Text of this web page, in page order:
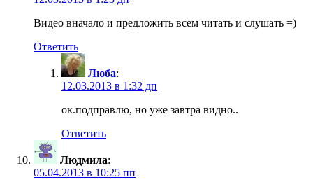
Видео вначало и предложить всем читать и слушать =)
Ответить
Люба:
12.03.2013 в 1:32 дп
ок.подправлю, но уже завтра видно..
Ответить
Людмила:
05.04.2013 в 10:25 пп